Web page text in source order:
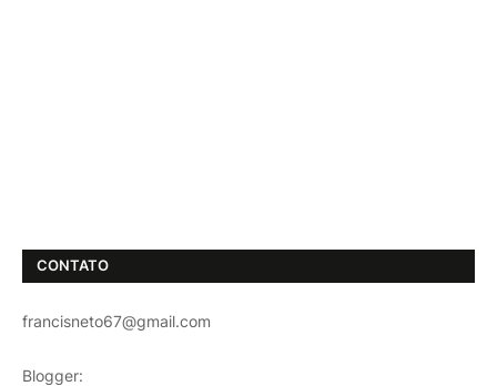
CONTATO
francisneto67@gmail.com
Blogger: